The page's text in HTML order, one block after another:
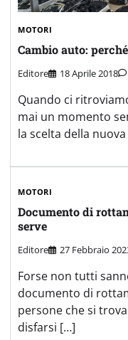
MOTORI
Cambio auto:
Editore 18 Aprile 2018
Quando ci
mai un momento
la scelta della
MOTORI
Documento di
serve
Editore 27 Febbraio
Forse non tutti
documento di
persone che si
disfarsi […]